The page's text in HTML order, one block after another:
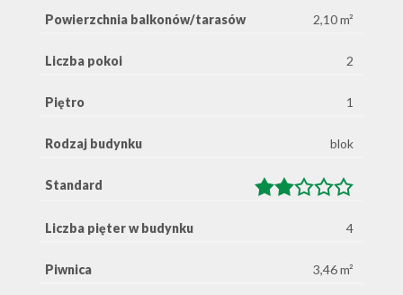
Powierzchnia balkonów/tarasów 2,10 m²
Liczba pokoi 2
Piętro 1
Rodzaj budynku blok
Standard
Liczba pięter w budynku 4
Piwnica 3,46 m²